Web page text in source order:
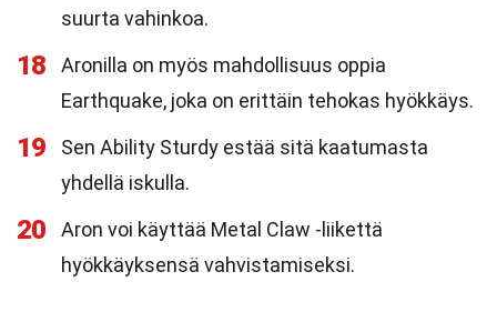
suurta vahinkoa.
18
Aronilla on myös mahdollisuus oppia
Earthquake, joka on erittäin tehokas hyökkäys.
19
Sen Ability Sturdy estää sitä kaatumasta
yhdellä iskulla.
20
Aron voi käyttää Metal Claw -liikettä
hyökkäyksensä vahvistamiseksi.